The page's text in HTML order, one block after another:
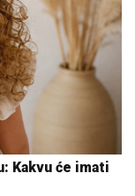
Kakvu će imati